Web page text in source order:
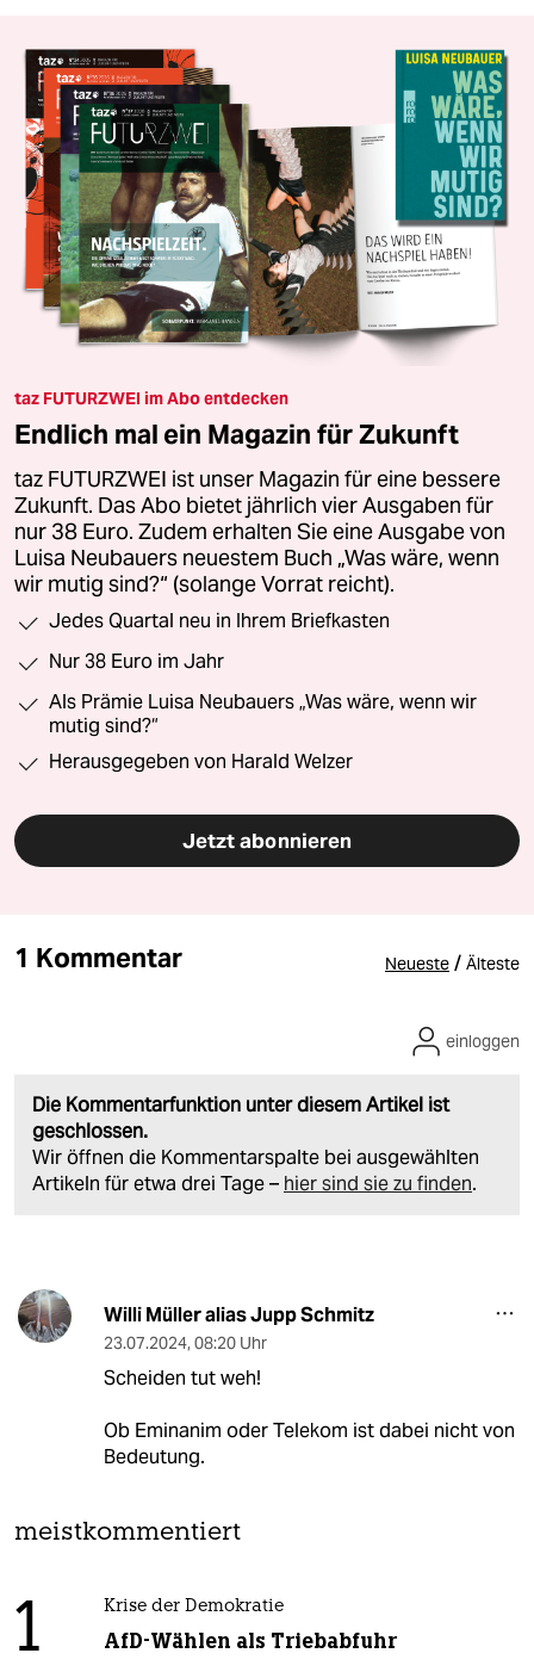
taz FUTURZWEI im Abo entdecken
Endlich mal ein Magazin für Zukunft
taz FUTURZWEI ist unser Magazin für eine bessere
Zukunft. Das Abo bietet jährlich vier Ausgaben für
nur 38 Euro. Zudem erhalten Sie eine Ausgabe von
Luisa Neubauers neuestem Buch „Was wäre, wenn
wir mutig sind?“ (solange Vorrat reicht).
Jedes Quartal neu in Ihrem Briefkasten
Nur 38 Euro im Jahr
Als Prämie Luisa Neubauers „Was wäre, wenn wir
mutig sind?“
Herausgegeben von Harald Welzer
Jetzt abonnieren
1 Kommentar Neueste / Älteste
Die Kommentarfunktion unter diesem Artikel ist
geschlossen.
Wir öffnen die Kommentarspalte bei ausgewählten
Artikeln für etwa drei Tage – hier sind sie zu finden.
einloggen
Willi Müller alias Jupp Schmitz
23.07.2024, 08:20 Uhr
Scheiden tut weh!
Ob Eminanim oder Telekom ist dabei nicht von
Bedeutung.
meistkommentiert
1 Krise der Demokratie
AfD-Wählen als Triebabfuhr